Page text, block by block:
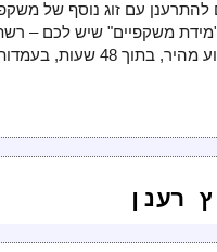
עם זוג נוסף של
משקפיים" שיש לכם –
מאפשרת זאת בביצוע מהיר,
רענן